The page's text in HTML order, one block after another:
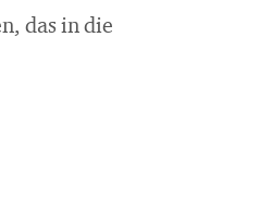
das in die